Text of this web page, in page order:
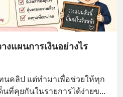
งแผนการเงินอย่างไร
คลิป แต่ทำมาเพื่อช่วยให้ทุก
ที่คุยกันในรายการได้ง่ายข...